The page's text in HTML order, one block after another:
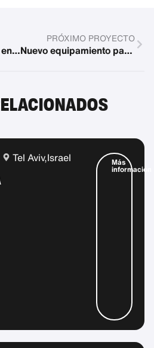
Nuevo parque infantil en Bucarest
PRÓXIMO PROYECTO
Nuevo equipamiento para el parque infantil integrador de Múnich
Tel Aviv,Israel Más
información